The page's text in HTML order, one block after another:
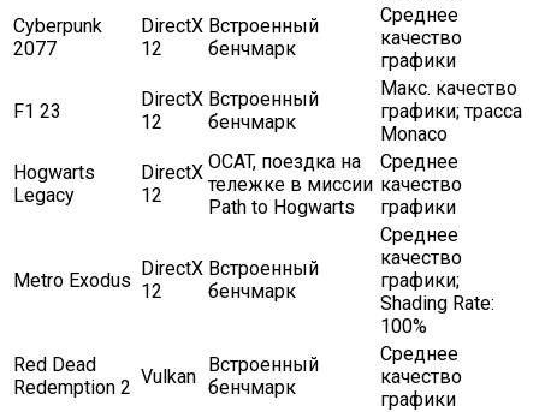
Cyberpunk
2077
DirectX
12
Встроенный
бенчмарк
Среднее
качество
графики
F1 23
DirectX
12
Встроенный
бенчмарк
Макс. качество
графики; трасса
Monaco
Hogwarts
Legacy
DirectX
12
OCAT, поездка на
тележке в миссии
Path to Hogwarts
Среднее
качество
графики
Metro Exodus
DirectX
12
Встроенный
бенчмарк
Среднее
качество
графики;
Shading Rate:
100%
Red Dead
Redemption 2 Vulkan
Встроенный
бенчмарк
Среднее
качество
графики